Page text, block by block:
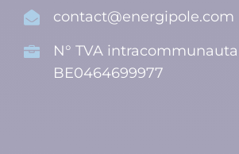
 contact@energipole.com

N° TVA
BE0464699977